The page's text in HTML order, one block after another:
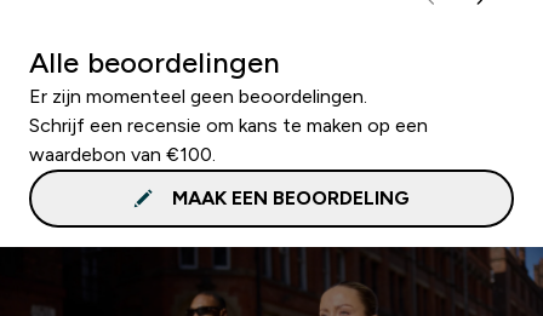
Alle beoordelingen
Er zijn momenteel geen beoordelingen.
Schrijf een recensie om kans te maken op een
waardebon van €100.
MAAK EEN BEOORDELING